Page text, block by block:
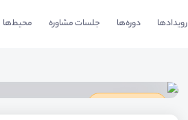
رویدادها دوره‌ها جلسات مشاوره محیط‌ها